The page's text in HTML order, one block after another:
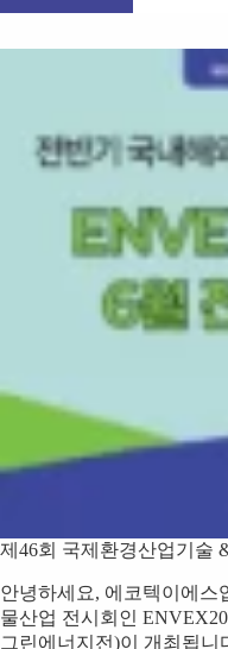
제46회 국제환경산업기술
안녕하세요, 에코텍이에스
물산업 전시회인
그린에너지전)이 개최됩니